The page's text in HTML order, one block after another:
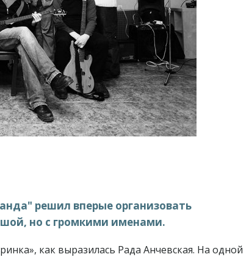
решил вперые организовать
но с громкими именами.
как выразилась Рада Анчевская. На одной